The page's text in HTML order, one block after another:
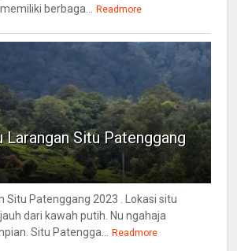
berbaga...
Readmore
Larangan Situ Patenggang
Situ Patenggang 2023 . Lokasi situ
dari kawah putih. Nu ngahaja
Situ Patengga...
Readmore